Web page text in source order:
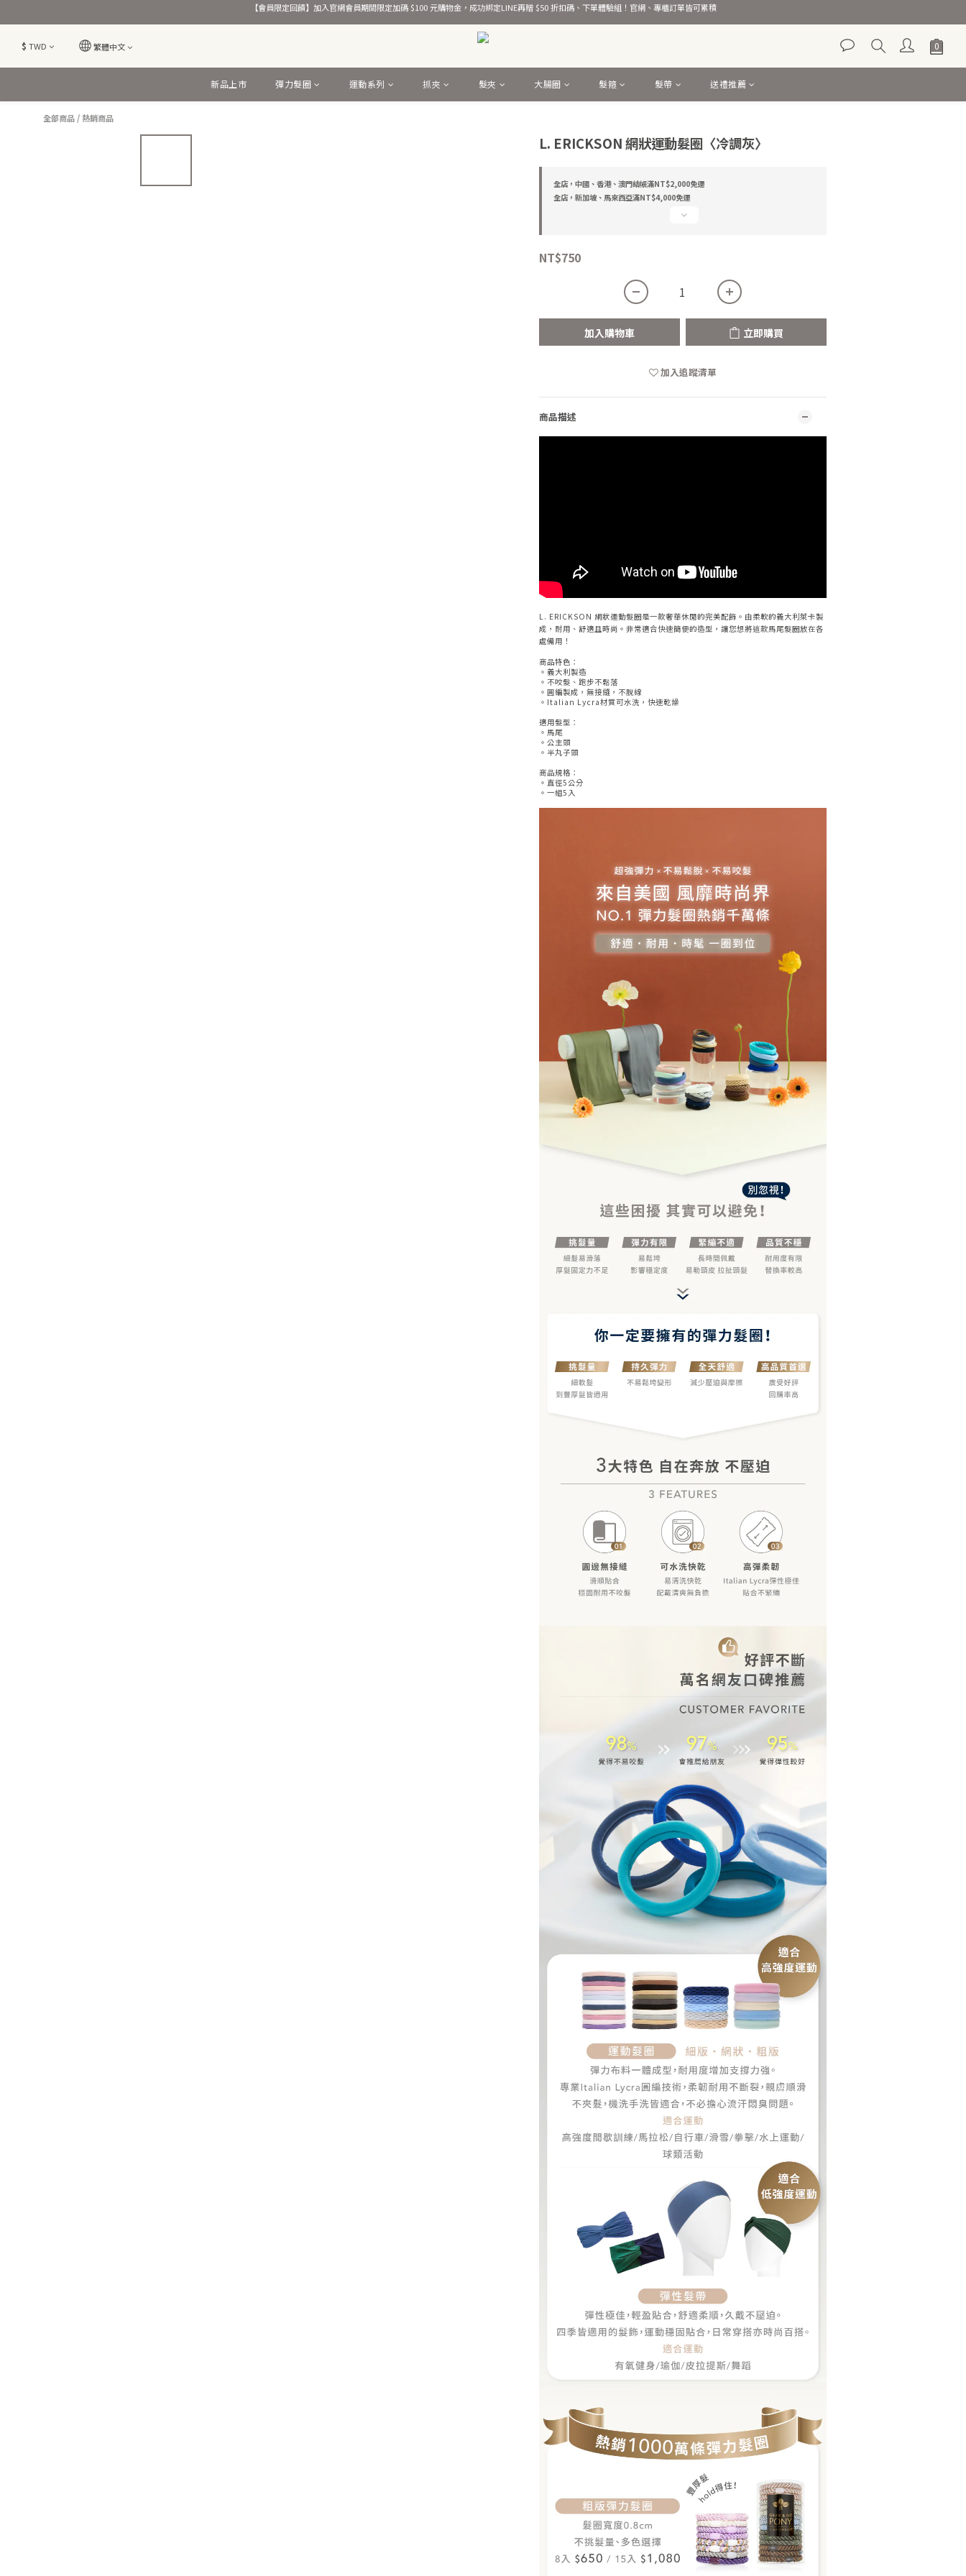
熱銷千萬條彈力髮圈！
熱銷千萬條彈力髮圈！
【會員限定回饋】加入官網會員期間限定加碼 $100 元購物金，成功綁定LINE再贈 $50 折扣碼、下單體驗組！官網、專櫃訂單皆可累積
$ TWD 繁體中文
新品上市 彈力髮圈 運動系列 抓夾 髮夾 大腸圈 髮箍 髮帶 送禮推薦
全部商品 / 熱銷商品
L. ERICKSON 網狀運動髮圈〈冷調灰〉
全店，中國、香港、澳門結帳滿NT$2,000免運
全店，新加坡、馬來西亞滿NT$4,000免運
NT$750
加入購物車 立即購買
加入追蹤清單
商品描述
L. ERICKSON 網狀運動髮圈是一款奢華休閒的完美配飾。由柔軟的義大利萊卡製
成，耐用、舒適且時尚。非常適合快速簡便的造型，讓您想將這款馬尾髮圈放在各
處備用！
商品特色：
。義大利製造
。不咬髮、跑步不鬆落
。圓編製成，無接縫，不脫線
。Italian Lycra材質可水洗，快速乾燥
適用髮型：
。馬尾
。公主頭
。半丸子頭
商品規格：
。直徑5公分
。一組5入